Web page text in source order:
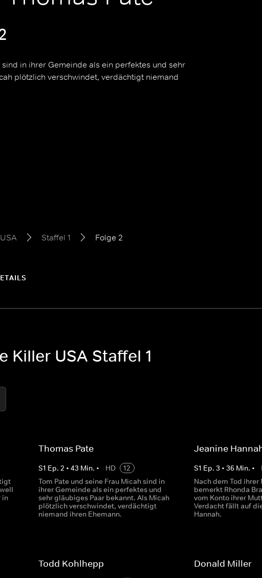
in ihrer Gemeinde als ein perfektes und sehr
plötzlich verschwindet, verdächtigt niemand
Staffel 1 Folge 2
Killer USA Staffel 1
in
Thomas Pate
S1 Ep.2 •43 Min. • HD
12
Tom Pate und seine Frau Micah sind in
ihrer Gemeinde als ein perfektes und
sehr gläubiges Paar bekannt. Als Micah
plötzlich verschwindet, verdächtigt
niemand ihren Ehemann.
Jeanine
S1 Ep. 3 • 36Min. •
Nach dem Tod
bemerkt Rhonda
vom Konto ihrer
Verdacht fällt auf
Hannah.
Todd Kohlhepp Donald Miller